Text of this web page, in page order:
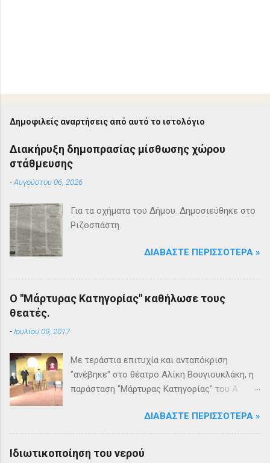
Δημοφιλείς αναρτήσεις από αυτό το ιστολόγιο
Διακήρυξη δημοπρασίας μίσθωσης χώρου
στάθμευσης
-Αυγούστου 06, 2026
Για τα οχήματα του Δήμου. Δημοσιεύθηκε στο
Ριζοσπάστη.
ΔΙΑΒΆΣΤΕ ΠΕΡΙΣΣΌΤΕΡΑ »
Ο "Μάρτυρας Κατηγορίας" καθήλωσε τους
θεατές.
-Ιουλίου 09, 2017
Με τεράστια επιτυχία και ανταπόκριση
"ανέβηκε" στο θέατρο Αλίκη Βουγιουκλάκη, η
παράσταση "Μάρτυρας Κατηγορίας" του Α΄
Βριλησσίων. Το θέατρο γέμισε και πάνω από
1500 θεατές και τις δύο βραδιές απόλαυσαν
κυριολεκτικά μία σπουδαία παράσταση
ΔΙΑΒΆΣΤΕ ΠΕΡΙΣΣΌΤΕΡΑ »
Ιδιωτικοποίηση του νερού